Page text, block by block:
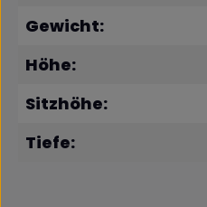
Gewicht:
Höhe:
Sitzhöhe:
Tiefe: